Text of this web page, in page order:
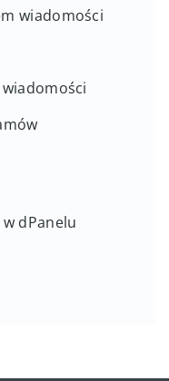
wiadomości
wiadomości
dPanelu